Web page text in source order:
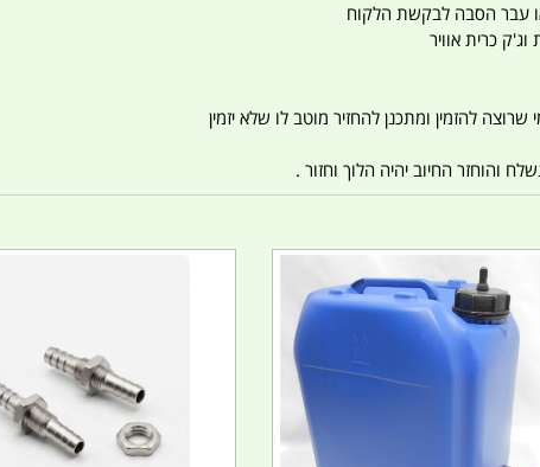
עבר הסבה לבקשת הלקוח
כרית אוויר
להזמין ומתכנן להחזיר מוטב לו שלא יזמין
והוחזר החיוב יהיה הלוך וחזור .